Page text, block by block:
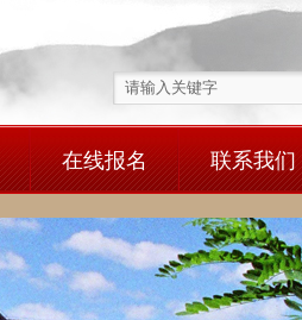
在线报名 联系我们